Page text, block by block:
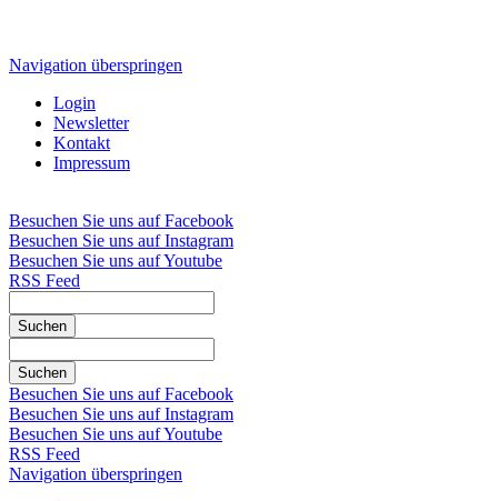
Navigation überspringen
Login
Newsletter
Kontakt
Impressum
Besuchen Sie uns auf Facebook
Besuchen Sie uns auf Instagram
Besuchen Sie uns auf Youtube
RSS Feed
Suchen
Suchen
Besuchen Sie uns auf Facebook
Besuchen Sie uns auf Instagram
Besuchen Sie uns auf Youtube
RSS Feed
Navigation überspringen